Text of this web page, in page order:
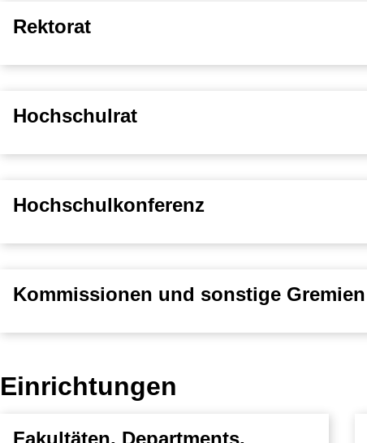
Rektorat
Hochschulrat
Hochschulkonferenz
Kommissionen und sonstige Gremien
Einrichtungen